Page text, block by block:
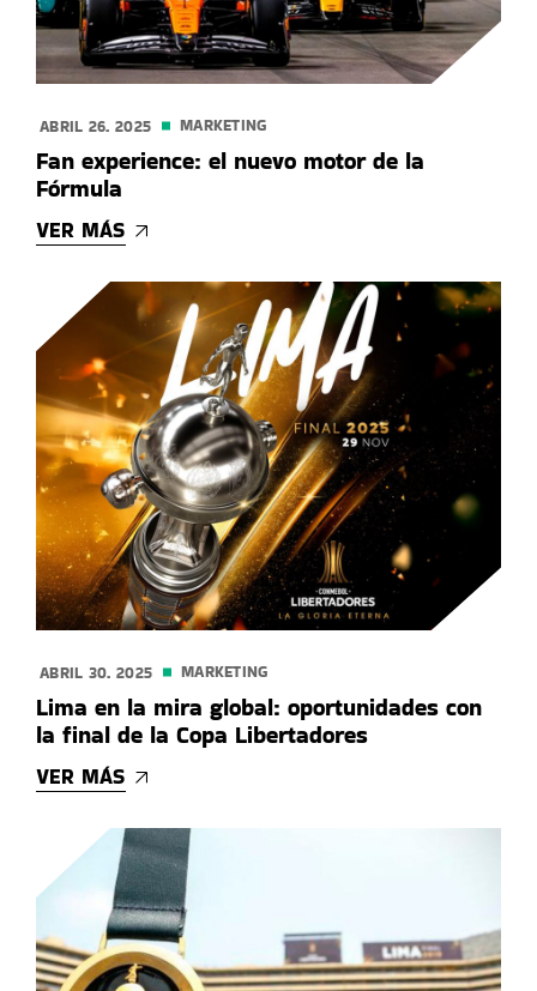
ABRIL 26. 2025 MARKETING
Fan experience: el nuevo motor de la
Fórmula
VER MÁS
ABRIL 30. 2025 MARKETING
Lima en la mira global: oportunidades con
la final de la Copa Libertadores
VER MÁS